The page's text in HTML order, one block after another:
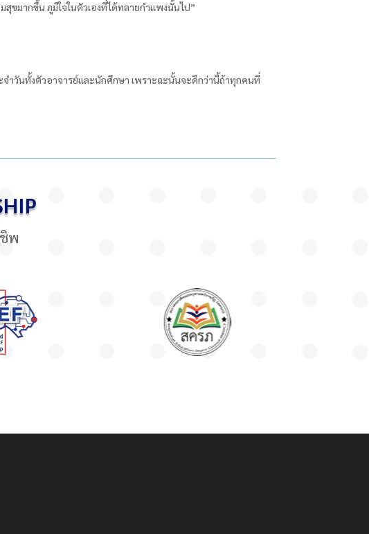
สุขมากขึ้น ภูมิใจในตัวเองที่ได้ทลายกำแพงนั้นไป”
จำวันทั้งตัวอาจารย์และนักศึกษา เพราะฉะนั้นจะดีกว่านี้ถ้าทุกคนที่
พ